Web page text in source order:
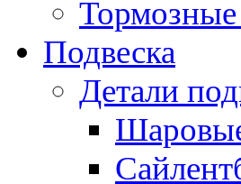
Подвеска
Детали